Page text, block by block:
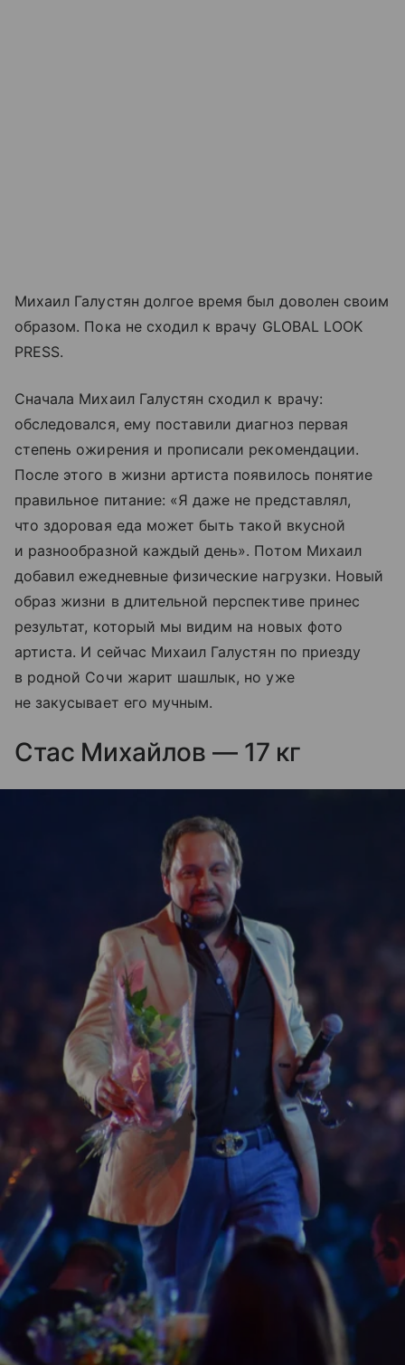
Михаил Галустян долгое время был доволен своим
образом. Пока не сходил к врачу GLOBAL LOOK
PRESS.
Сначала Михаил Галустян сходил к врачу:
обследовался, ему поставили диагноз первая
степень ожирения и прописали рекомендации.
После этого в жизни артиста появилось понятие
правильное питание: «Я даже не представлял,
что здоровая еда может быть такой вкусной
и разнообразной каждый день». Потом Михаил
добавил ежедневные физические нагрузки. Новый
образ жизни в длительной перспективе принес
результат, который мы видим на новых фото
артиста. И сейчас Михаил Галустян по приезду
в родной Сочи жарит шашлык, но уже
не закусывает его мучным.
Стас Михайлов — 17 кг